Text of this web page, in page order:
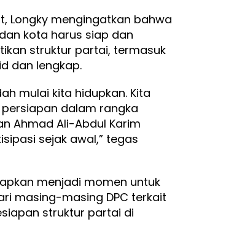
Longky mengingatkan bahwa
kota harus siap dan
struktur partai, termasuk
dan lengkap.
mulai kita hidupkan. Kita
dalam rangka
Ahmad Ali-Abdul Karim
sejak awal,” tegas
menjadi momen untuk
masing-masing DPC terkait
struktur partai di